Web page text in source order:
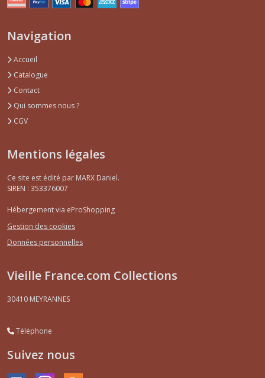
Navigation
Accueil
Catalogue
Contact
Qui sommes nous ?
CGV
Mentions légales
Ce site est édité par MARX Daniel.
SIREN : 353376007
Hébergement via eProShopping
Gestion des cookies
Données personnelles
Vieille France.com Collections
30410 MEYRANNES
Téléphone
Suivez nous